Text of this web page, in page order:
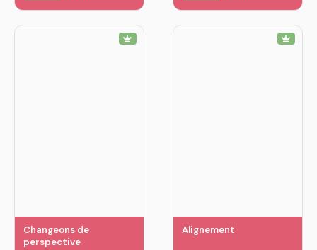
Changeons de
perspective
Alignement